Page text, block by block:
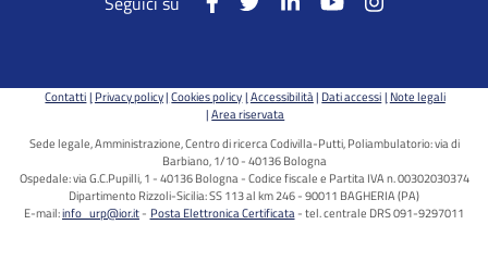
Contatti Privacy policy Cookies policy Accessibilità Dati accessi Note legali
Area riservata
Sede legale, Amministrazione, Centro di ricerca Codivilla-Putti, Poliambulatorio: via di
Barbiano, 1/10 - 40136 Bologna
Ospedale: via G.C.Pupilli, 1 - 40136 Bologna - Codice fiscale e Partita IVA n. 00302030374
Dipartimento Rizzoli-Sicilia: SS 113 al km 246 - 90011 BAGHERIA (PA)
E-mail:info_urp@ior.it Posta Elettronica Certificata tel. centrale DRS 091-9297011